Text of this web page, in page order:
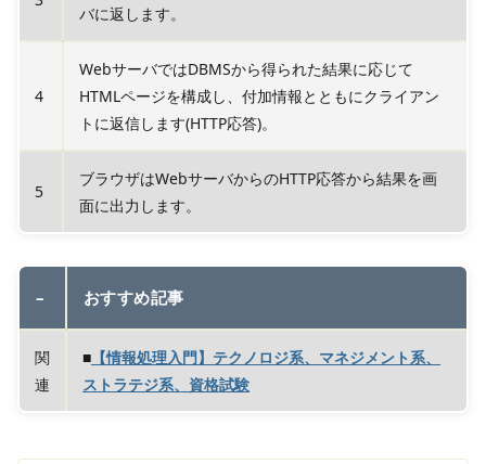
バに返します。
4
WebサーバではDBMSから得られた結果に応じて
HTMLページを構成し、付加情報とともにクライアン
トに返信します(HTTP応答)。
5
ブラウザはWebサーバからのHTTP応答から結果を画
面に出力します。
– おすすめ記事
関
連
■ 【情報処理入門】テクノロジ系、マネジメント系、
ストラテジ系、資格試験